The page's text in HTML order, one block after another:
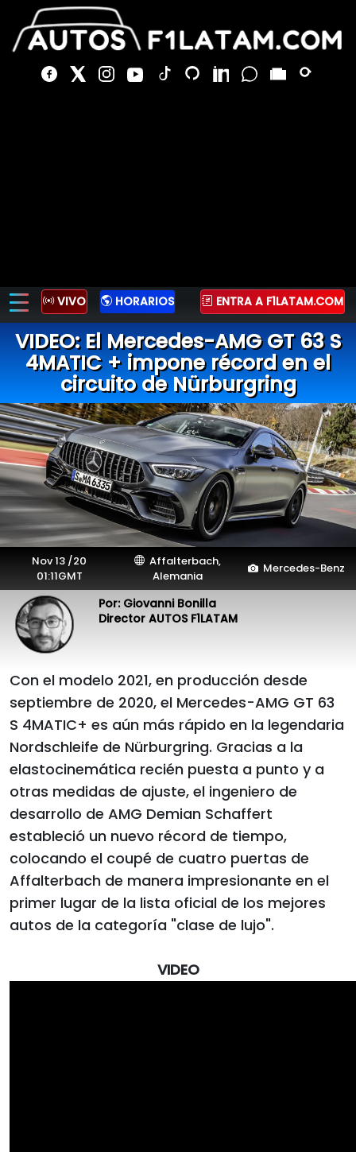
VIVO HORARIOS ENTRA A F1LATAM.COM
VIDEO: El Mercedes-AMG GT 63 S
4MATIC + impone récord en el
circuito de Nürburgring
Nov 13 /20
01:11GMT
Affalterbach,
Alemania
Mercedes-Benz
Por: Giovanni Bonilla
Director AUTOS F1LATAM
Con el modelo 2021, en producción desde
septiembre de 2020, el Mercedes-AMG GT 63
S 4MATIC+ es aún más rápido en la legendaria
Nordschleife de Nürburgring. Gracias a la
elastocinemática recién puesta a punto y a
otras medidas de ajuste, el ingeniero de
desarrollo de AMG Demian Schaffert
estableció un nuevo récord de tiempo,
colocando el coupé de cuatro puertas de
Affalterbach de manera impresionante en el
primer lugar de la lista oficial de los mejores
autos de la categoría "clase de lujo".
VIDEO